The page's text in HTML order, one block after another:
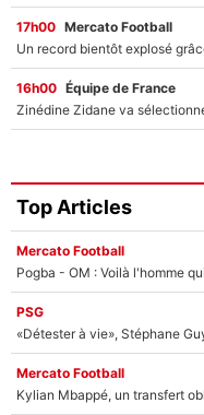
17h00 Mercato Football
16h00 Équipe de France
Top Articles
Mercato Football
Pogba - OM : Voilà l'homme
PSG
«Détester à vie», Stéphane
Mercato Football
Kylian Mbappé, un transfert